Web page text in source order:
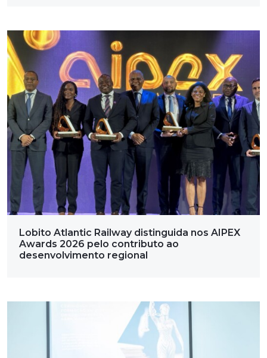
Lobito Atlantic Railway distinguida nos AIPEX
Awards 2026 pelo contributo ao
desenvolvimento regional